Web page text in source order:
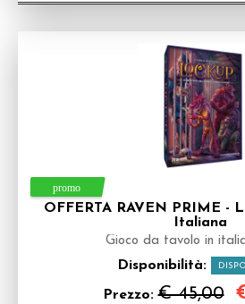
OFFERTA RAVEN PRIME -
Italiana
Gioco da tavolo in
Disponibilità:
Prezzo:€ 45,00